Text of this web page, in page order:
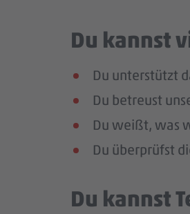
Du kannst
Du unterstützt
Du betreust
Du weißt, was
Du überprüfst
Du kannst